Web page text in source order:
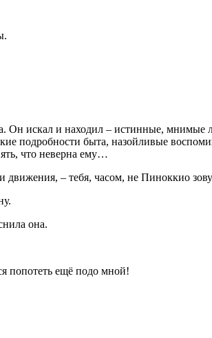
Он искал и находил – истинные, мнимые
подробности быта, назойливые
что неверна ему…
– тебя, часом, не Пиноккио
она.
попотеть ещё подо мной!